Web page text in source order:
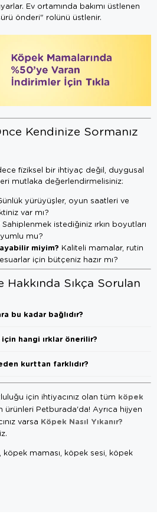
Ev ortamında bakımı üstlenen
önderi" rolünü üstlenir.
Kendinize Sormanız
fiziksel bir ihtiyaç değil, duygusal
mutlaka değerlendirmelisiniz:
yürüyüşler, oyun saatleri ve
var mı?
Sahiplenmek istediğiniz ırkın boyutları
mu?
miyim? Kaliteli mamalar, rutin
için bütçeniz hazır mı?
Sıkça Sorulan
bu kadar bağlıdır?
hangi ırklar önerilir?
kurttan farklıdır?
için ihtiyacınız olan tüm köpek
ürünleri Petburada'da! Ayrıca hijyen
varsa Köpek Nasıl Yıkanır?
köpek maması, köpek sesi, köpek